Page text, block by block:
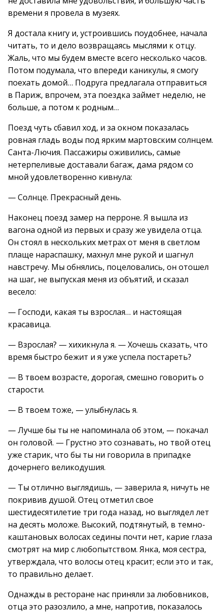
времени я провела в музеях.
Я достала книгу и, устроившись поудобнее, начала
читать, то и дело возвращаясь мыслями к отцу.
Жаль, что мы будем вместе всего несколько часов.
Потом подумала, что впереди каникулы, я смогу
поехать домой… Подруга предлагала отправиться
в Париж, впрочем, эта поездка займет неделю, не
больше, а потом к родным…
Поезд чуть сбавил ход, и за окном показалась
ровная гладь воды под ярким мартовским солнцем.
Санта-Лючия. Пассажиры оживились, самые
нетерпеливые доставали багаж, дама рядом со
мной удовлетворенно кивнула:
— Солнце. Прекрасный день.
Наконец поезд замер на перроне. Я вышла из
вагона одной из первых и сразу же увидела отца.
Он стоял в нескольких метрах от меня в светлом
плаще нараспашку, махнул мне рукой и шагнул
навстречу. Мы обнялись, поцеловались, он отошел
на шаг, не выпуская меня из объятий, и сказал
весело:
— Господи, какая ты взрослая… и настоящая
красавица.
— Взрослая? — хихикнула я. — Хочешь сказать, что
время быстро бежит и я уже успела постареть?
— В твоем возрасте, дорогая, смешно говорить о
старости.
— В твоем тоже, — улыбнулась я.
— Лучше бы ты не напоминала об этом, — покачал
он головой. — Грустно это сознавать, но твой отец
уже старик, что бы ты ни говорила в припадке
дочернего великодушия.
— Ты отлично выглядишь, — заверила я, ничуть не
покривив душой. Отец отметил свое
шестидесятилетие три года назад, но выглядел лет
на десять моложе. Высокий, подтянутый, в темно-
каштановых волосах седины почти нет, карие глаза
смотрят на мир с любопытством. Янка, моя сестра,
утверждала, что волосы отец красит; если это и так,
то правильно делает.
Однажды в ресторане нас приняли за любовников,
отца это разозлило, а мне, напротив, показалось